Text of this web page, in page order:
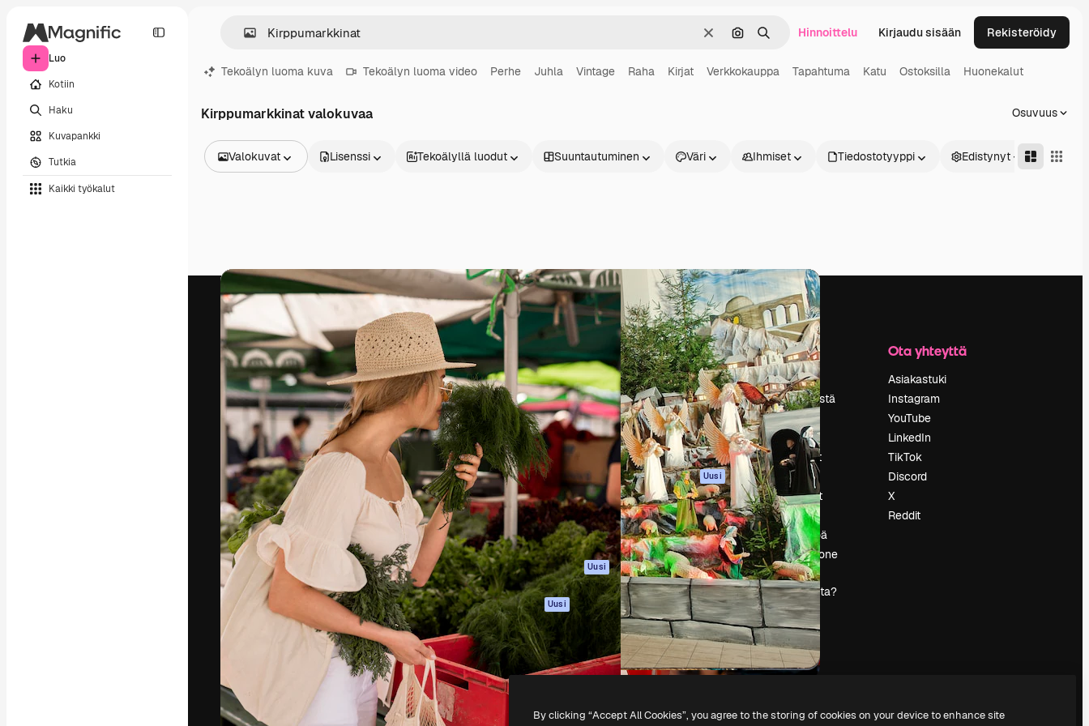
Luo
Kotiin
Haku
Kuvapankki
Tutkia
Kaikki työkalut
SelkeäHae kuvan perusteella
Haku Hinnoittelu Kirjaudu sisään Rekisteröidy
Tekoälyn luoma kuva Tekoälyn luoma video Perhe Juhla Vintage Raha Kirjat Verkkokauppa Tapahtuma Katu Ostoksilla Huonekalut
Kirppumarkkinat valokuvaa Osuvuus
Valokuvat
Videot
Videomateriaali
Liikegrafiikka
Videopohjat
Kuvakkeet
3D mallit
Fontit
Lisenssi Tekoälyllä luodut Suuntautuminen Väri Ihmiset Tiedostotyyppi Edistynyt
Luova alusta parhaiden töidesi
toteuttamiseen. Yli miljoona tilaajaa
luovien alojen ammattilaisten, yritysten,
toimistojen ja studioiden joukossa.
Suomi
Tuotteet
Spaces
Tekoälyavustaja
Tekoälyllä toimiva
kuvageneraattori
Tekoälyllä toimiva
videogeneraattori
Tekoälyllä toimiva
äänigeneraattori
Kuvapankkisisältö
MCP
Claudelle ja
ChatGPT:lle
Uusi
Agentit Uusi
API
Mobiilisovellus
Kaikki Magnific-
Aloita
Academy
Dokumentaatio
Tuki
Käyttöehdot
Tietosuojakäytäntö
Alkuperäiset Uusi
Evästepolitiikka
Luottamuskeskus
Kumppanit
Yrityksille
Yritys
Hinnoittelu
Tietoja meistä
Reviews
Urat
Hakutrendit
Blogi
Tapahtumat
Slidesgo
Myy sisältöä
Lehdistöhuone
Etsitkö
magnific.ai:ta?
Ota yhteyttä
Asiakastuki
Instagram
YouTube
LinkedIn
TikTok
Discord
X
Reddit
By clicking “Accept All Cookies”, you agree to the storing of cookies on your device to enhance site